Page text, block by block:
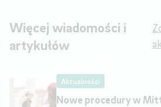
Więcej wiadomości i
artykułów
Aktualności
Nowe procedury w